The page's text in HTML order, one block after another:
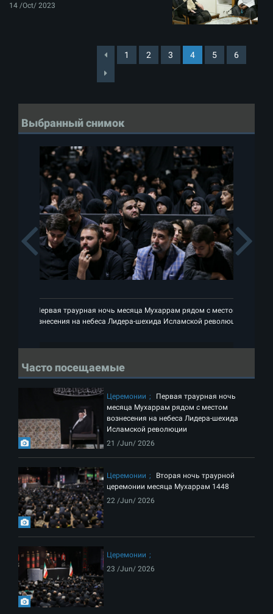
14 /Oct/ 2023
1 2 3 4 5 6
Выбранный снимок
Первая траурная ночь месяца Мухаррам рядом с местом
вознесения на небеса Лидера-шехида Исламской революции
Previous
Часто посещаемые
Церемонии
Первая траурная ночь
месяца Мухаррам рядом с местом
вознесения на небеса Лидера-шехида
Исламской революции
21 /Jun/ 2026
Церемонии
Вторая ночь траурной
церемонии месяца Мухаррам 1448
22 /Jun/ 2026
Церемонии
23 /Jun/ 2026